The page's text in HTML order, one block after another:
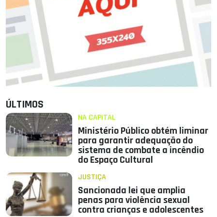
ÚLTIMOS
NA CAPITAL
Ministério Público obtém liminar
para garantir adequação do
sistema de combate a incêndio
do Espaço Cultural
JUSTIÇA
Sancionada lei que amplia
penas para violência sexual
contra crianças e adolescentes